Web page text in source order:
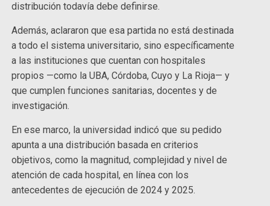
distribución todavía debe definirse.
Además, aclararon que esa partida no está destinada
a todo el sistema universitario, sino específicamente
a las instituciones que cuentan con hospitales
propios —como la UBA, Córdoba, Cuyo y La Rioja— y
que cumplen funciones sanitarias, docentes y de
investigación.
En ese marco, la universidad indicó que su pedido
apunta a una distribución basada en criterios
objetivos, como la magnitud, complejidad y nivel de
atención de cada hospital, en línea con los
antecedentes de ejecución de 2024 y 2025.